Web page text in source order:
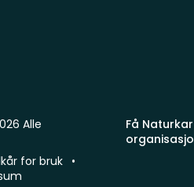
Få
Alle
for bruk